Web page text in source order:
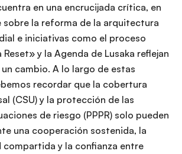
en una encrucijada crítica, en
sobre la reforma de la arquitectura
e iniciativas como el proceso
y la Agenda de Lusaka reflejan
cambio. A lo largo de estas
recordar que la cobertura
(CSU) y la protección de las
de riesgo (PPPR) solo pueden
una cooperación sostenida, la
compartida y la confianza entre